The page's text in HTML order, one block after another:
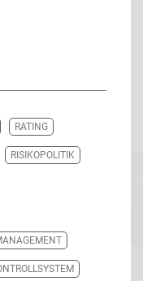
RATING
RISIKOPOLITIK